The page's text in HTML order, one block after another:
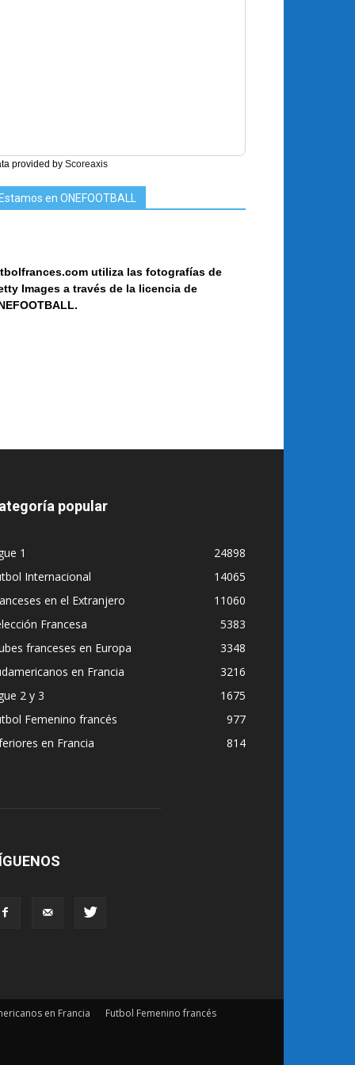
provided by Scoreaxis
Estamos en ONEFOOTBALL
utiliza las fotografías de
Images a través de la licencia de
OOTBALL.
popular
1
24898
Internacional
14065
en el Extranjero
11060
Francesa
5383
franceses en Europa
3348
en Francia
3216
2 y 3
1675
Femenino francés
977
en Francia
814
en Francia
Futbol Femenino francés